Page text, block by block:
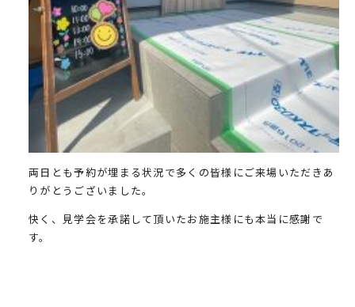
両日とも予約が埋まる状況で多くの皆様にご来場いただきあ
りがとうございました。
快く、見学会を承諾して頂いたお施主様にも本当に感謝で
す。